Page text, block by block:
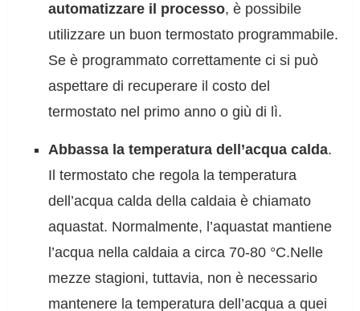
automatizzare il processo, è possibile
utilizzare un buon termostato programmabile.
Se è programmato correttamente ci si può
aspettare di recuperare il costo del
termostato nel primo anno o giù di lì.
Abbassa la temperatura dell’acqua calda.
Il termostato che regola la temperatura
dell’acqua calda della caldaia è chiamato
aquastat. Normalmente, l’aquastat mantiene
l’acqua nella caldaia a circa 70-80 °C.Nelle
mezze stagioni, tuttavia, non è necessario
mantenere la temperatura dell’acqua a quei